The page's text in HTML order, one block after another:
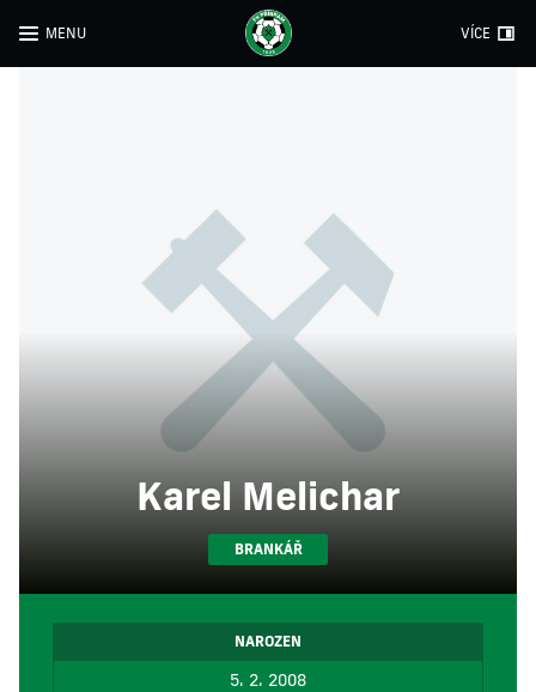
MENU VÍCE
Karel Melichar
BRANKÁŘ
NAROZEN
5. 2. 2008